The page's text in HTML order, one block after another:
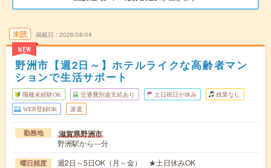
未読
NEW
掲載日 2026/08/04
野洲市【週2日～】ホテルライクな高齢者マン
ションで生活サポート
職種未経験OK 交通費別途支給あり 土日祝日が休み 残業なし
WEB登録OK 派遣
勤務地 滋賀県野洲市
野洲駅から---分
曜日頻度 週2日～5日OK（月～金） ★土日休みOK